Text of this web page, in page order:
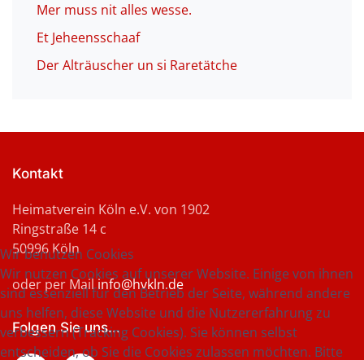
Mer muss nit alles wesse.
Et Jeheensschaaf
Der Alträuscher un si Raretätche
Kontakt
Heimatverein Köln e.V. von 1902
Ringstraße 14 c
50996 Köln
oder per Mailinfo@hvkln.de
Folgen Sie uns...
Wir benutzen Cookies
Wir nutzen Cookies auf unserer Website. Einige von ihnen
sind essenziell für den Betrieb der Seite, während andere
uns helfen, diese Website und die Nutzererfahrung zu
verbessern (Tracking Cookies). Sie können selbst
entscheiden, ob Sie die Cookies zulassen möchten. Bitte